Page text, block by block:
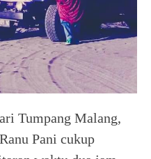
Tumpang Malang,
Pani cukup